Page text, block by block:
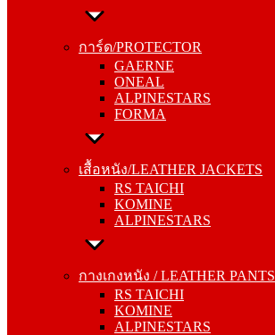
การ์ด/PROTECTOR
GAERNE
ONEAL
ALPINESTARS
FORMA
เสื้อหนัง/LEATHER JACKETS
RS TAICHI
KOMINE
ALPINESTARS
กางเกงหนัง / LEATHER PANTS
RS TAICHI
KOMINE
ALPINESTARS
การ์ด/PROTECTOR
ONEAL
ALPINESTARS
FORMA
เสื้อหนัง/LEATHER JACKETS
KOMINE
ALPINESTARS
กางเกงหนัง / LEATHER PANTS
KOMINE
ALPINESTARS